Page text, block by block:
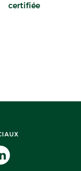
certifiée